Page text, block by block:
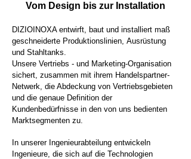
Vom Design bis zur Installation
DIZIOINOXA entwirft, baut und installiert maß
geschneiderte Produktionslinien, Ausrüstung
und Stahltanks.
Unsere Vertriebs - und Marketing-Organisation
sichert, zusammen mit ihrem Handelspartner-
Netwerk, die Abdeckung von Vertriebsgebieten
und die genaue Definition der
Kundenbedürfnisse in den von uns bedienten
Marktsegmenten zu.
In unserer Ingenieurabteilung entwickeln
Ingenieure, die sich auf die Technologien